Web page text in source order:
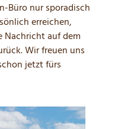
Büro nur sporadisch
erreichen,
Nachricht auf dem
Wir freuen uns
jetzt fürs